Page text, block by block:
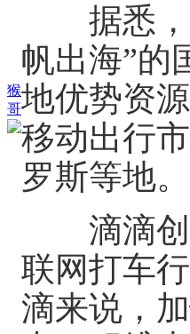
猴
哥
据悉，
帆出海”的
地优势资
移动出行
罗斯等地。
滴滴创
联网打车
滴来说，